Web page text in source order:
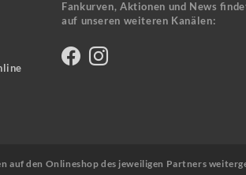
Fankurven, Aktionen und News
auf unseren weiteren Kanälen:
auf den Onlineshop des jeweiligen Partners